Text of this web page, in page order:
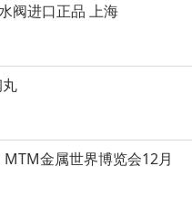
阀进口正品 上海
金属世界博览会12月